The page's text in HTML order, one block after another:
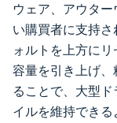
ウェア、アウタ
い購買者に支持
ォルトを上方に
容量を引き上げ
ることで、大型
イルを維持でき